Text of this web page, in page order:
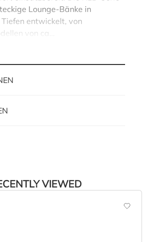
Lounge-Bänke in
entwickelt, von
von ca…
VIEWED